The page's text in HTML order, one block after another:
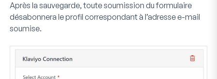
Après la sauvegarde, toute soumission du formulaire
désabonnera le profil correspondant à l’adresse e-mail
soumise.